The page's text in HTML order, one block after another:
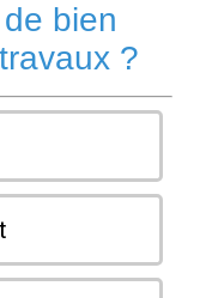
bien
?